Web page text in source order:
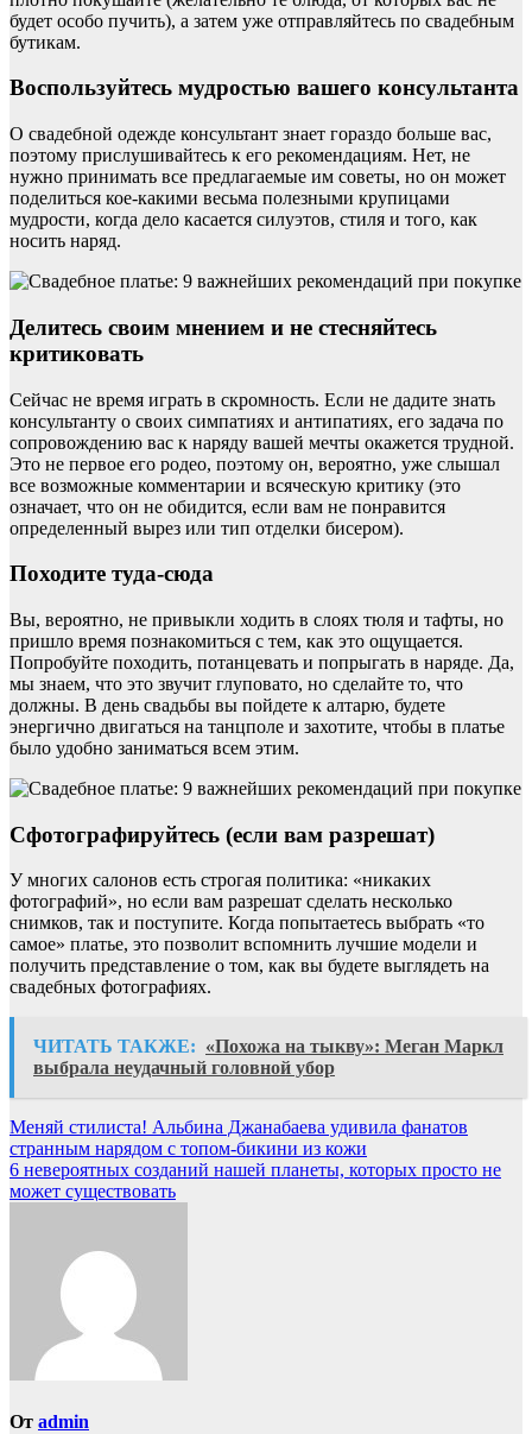
будет особо пучить), а затем уже отправляйтесь по свадебным
бутикам.
Воспользуйтесь мудростью вашего консультанта
О свадебной одежде консультант знает гораздо больше вас,
поэтому прислушивайтесь к его рекомендациям. Нет, не
нужно принимать все предлагаемые им советы, но он может
поделиться кое-какими весьма полезными крупицами
мудрости, когда дело касается силуэтов, стиля и того, как
носить наряд.
Делитесь своим мнением и не стесняйтесь
критиковать
Сейчас не время играть в скромность. Если не дадите знать
консультанту о своих симпатиях и антипатиях, его задача по
сопровождению вас к наряду вашей мечты окажется трудной.
Это не первое его родео, поэтому он, вероятно, уже слышал
все возможные комментарии и всяческую критику (это
означает, что он не обидится, если вам не понравится
определенный вырез или тип отделки бисером).
Походите туда-сюда
Вы, вероятно, не привыкли ходить в слоях тюля и тафты, но
пришло время познакомиться с тем, как это ощущается.
Попробуйте походить, потанцевать и попрыгать в наряде. Да,
мы знаем, что это звучит глуповато, но сделайте то, что
должны. В день свадьбы вы пойдете к алтарю, будете
энергично двигаться на танцполе и захотите, чтобы в платье
было удобно заниматься всем этим.
Сфотографируйтесь (если вам разрешат)
У многих салонов есть строгая политика: «никаких
фотографий», но если вам разрешат сделать несколько
снимков, так и поступите. Когда попытаетесь выбрать «то
самое» платье, это позволит вспомнить лучшие модели и
получить представление о том, как вы будете выглядеть на
свадебных фотографиях.
ЧИТАТЬ ТАКЖЕ: «Похожа на тыкву»: Меган Маркл
выбрала неудачный головной убор
Навигация
по
записям
Меняй стилиста! Альбина Джанабаева удивила фанатов
странным нарядом с топом-бикини из кожи
6 невероятных созданий нашей планеты, которых просто не
может существовать
От admin